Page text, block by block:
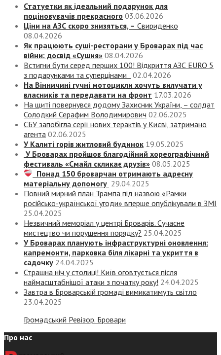
Статуетки як ідеальний подарунок для
поціновувачів прекрасного 03.06.2026
Ціни на АЗС скоро знизяться, – Свириденко
08.04.2026
Як працюють суші-ресторани у Броварах під час
війни: досвід «Сушия» 08.04.2026
Встигни бути серед перших 100! Відкриття АЗС EURO 5
з подарунками та суперцінами
02.04.2026
На Вінничині гучні мотоцикли хочуть вилучати у
власників та передавати на фронт 17.03.2026
На щиті повернувся додому Захисник України, – солдат
Солодкий Серафим Володимирович 02.06.2025
СБУ запобігла серії нових терактів у Києві, затримано
агента 02.06.2025
У Калиті горів житловий будинок 19.05.2025
У Броварах пройшов благодійний хореографічний
фестиваль «Смайл скликає друзів» 08.05.2025
Понад 150 броварчан отримають адресну
матеріальну допомогу 29.04.2025
Повний мирний план Трампа під назвою «‎Рамки
російсько-української угоди» вперше опублікували в ЗМІ
25.04.2025
Незвичний меморіал у центрі Броварів. Сучасне
мистецтво чи порушення порядку? 25.04.2025
У Броварах планують інфраструктурні оновлення:
капремонти, парковка біля лікарні та укриття в
садочку 24.04.2025
Страшна ніч у столиці! Київ оговтується після
наймасштабнішої атаки з початку року! 24.04.2025
Завтра в Броварській громаді вимикатимуть світло
23.04.2025
Громадський Ревізор. Бровари
Про нас